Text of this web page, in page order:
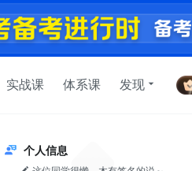
实战课 体系课 发现
个人信息